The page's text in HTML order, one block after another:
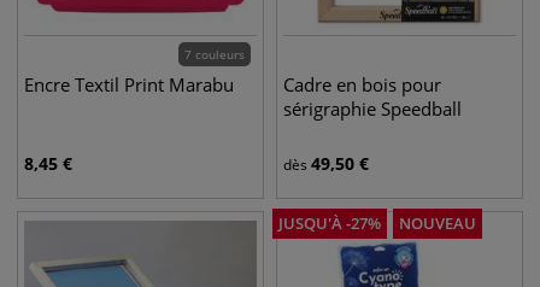
7 couleurs
Encre Textil Print Marabu
8,45 €
Cadre en bois pour
sérigraphie Speedball
dès 49,50 €
JUSQU'À-27% NOUVEAU